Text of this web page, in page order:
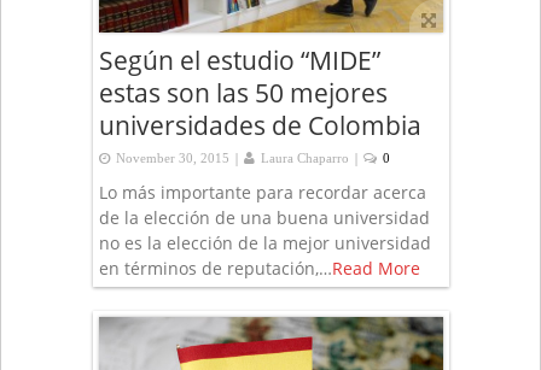
Según el estudio “MIDE”
estas son las 50 mejores
universidades de Colombia
November 30, 2015 | Laura Chaparro | 0
Lo más importante para recordar acerca
de la elección de una buena universidad
no es la elección de la mejor universidad
en términos de reputación,…Read More